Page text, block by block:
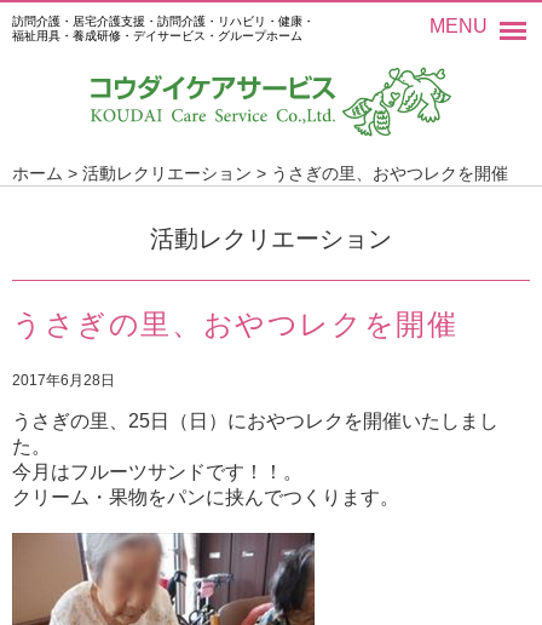
訪問介護・居宅介護支援・訪問介護・リハビリ・健康・
福祉用具・養成研修・デイサービス・グループホーム
MENU
ホーム > 活動レクリエーション > うさぎの里、おやつレクを開催
活動レクリエーション
うさぎの里、おやつレクを開催
2017年6月28日
うさぎの里、25日（日）におやつレクを開催いたしまし
た。
今月はフルーツサンドです！！。
クリーム・果物をパンに挟んでつくります。